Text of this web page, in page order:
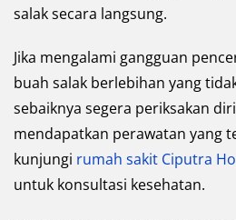
salak secara langsung.
Jika mengalami gangguan
buah salak berlebihan yang
sebaiknya segera periksakan
mendapatkan perawatan yang
kunjungi rumah sakit Ciputra
untuk konsultasi kesehatan.